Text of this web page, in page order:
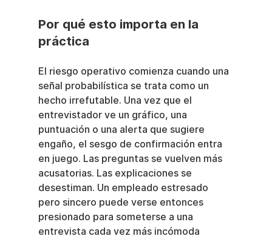
Por qué esto importa en la
práctica
El riesgo operativo comienza cuando una
señal probabilística se trata como un
hecho irrefutable. Una vez que el
entrevistador ve un gráfico, una
puntuación o una alerta que sugiere
engaño, el sesgo de confirmación entra
en juego. Las preguntas se vuelven más
acusatorias. Las explicaciones se
desestiman. Un empleado estresado
pero sincero puede verse entonces
presionado para someterse a una
entrevista cada vez más incómoda